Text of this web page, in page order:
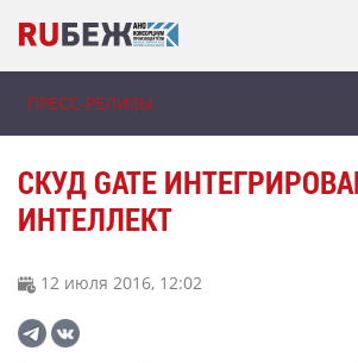
ПРЕСС-РЕЛИЗЫ
СКУД GATE
ИНТЕЛЛЕКТ
12 июля 2016, 12:02